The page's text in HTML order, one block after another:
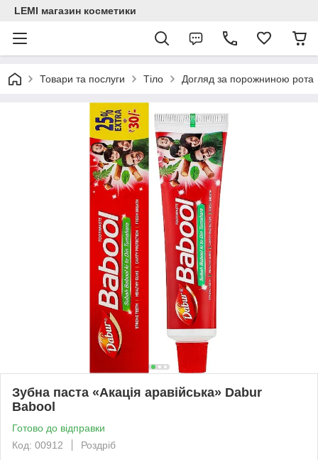
LEMI магазин косметики
Товари та послуги Тіло Догляд за порожниною рота
Зубна паста «Акація аравійська» Dabur
Babool
Готово до відправки
Код: 00912
Роздріб